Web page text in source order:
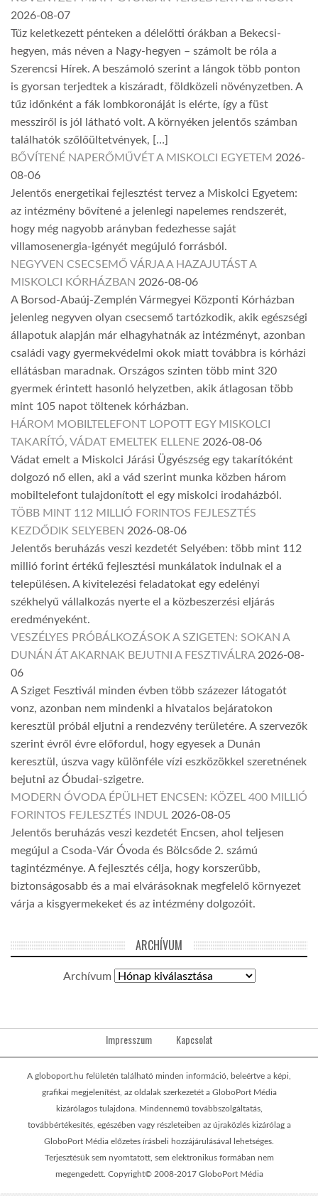
2026-08-07
Tűz keletkezett pénteken a délelőtti órákban a Bekecsi-
hegyen, más néven a Nagy-hegyen – számolt be róla a
Szerencsi Hírek. A beszámoló szerint a lángok több ponton
is gyorsan terjedtek a kiszáradt, földközeli növényzetben. A
tűz időnként a fák lombkoronáját is elérte, így a füst
messziről is jól látható volt. A környéken jelentős számban
találhatók szőlőültetvények, […]
BŐVÍTENÉ NAPERŐMŰVÉT A MISKOLCI EGYETEM 2026-
08-06
Jelentős energetikai fejlesztést tervez a Miskolci Egyetem:
az intézmény bővítené a jelenlegi napelemes rendszerét,
hogy még nagyobb arányban fedezhesse saját
villamosenergia-igényét megújuló forrásból.
NEGYVEN CSECSEMŐ VÁRJA A HAZAJUTÁST A
MISKOLCI KÓRHÁZBAN 2026-08-06
A Borsod-Abaúj-Zemplén Vármegyei Központi Kórházban
jelenleg negyven olyan csecsemő tartózkodik, akik egészségi
állapotuk alapján már elhagyhatnák az intézményt, azonban
családi vagy gyermekvédelmi okok miatt továbbra is kórházi
ellátásban maradnak. Országos szinten több mint 320
gyermek érintett hasonló helyzetben, akik átlagosan több
mint 105 napot töltenek kórházban.
HÁROM MOBILTELEFONT LOPOTT EGY MISKOLCI
TAKARÍTÓ, VÁDAT EMELTEK ELLENE 2026-08-06
Vádat emelt a Miskolci Járási Ügyészség egy takarítóként
dolgozó nő ellen, aki a vád szerint munka közben három
mobiltelefont tulajdonított el egy miskolci irodaházból.
TÖBB MINT 112 MILLIÓ FORINTOS FEJLESZTÉS
KEZDŐDIK SELYEBEN 2026-08-06
Jelentős beruházás veszi kezdetét Selyében: több mint 112
millió forint értékű fejlesztési munkálatok indulnak el a
településen. A kivitelezési feladatokat egy edelényi
székhelyű vállalkozás nyerte el a közbeszerzési eljárás
eredményeként.
VESZÉLYES PRÓBÁLKOZÁSOK A SZIGETEN: SOKAN A
DUNÁN ÁT AKARNAK BEJUTNI A FESZTIVÁLRA 2026-08-
06
A Sziget Fesztivál minden évben több százezer látogatót
vonz, azonban nem mindenki a hivatalos bejáratokon
keresztül próbál eljutni a rendezvény területére. A szervezők
szerint évről évre előfordul, hogy egyesek a Dunán
keresztül, úszva vagy különféle vízi eszközökkel szeretnének
bejutni az Óbudai-szigetre.
MODERN ÓVODA ÉPÜLHET ENCSEN: KÖZEL 400 MILLIÓ
FORINTOS FEJLESZTÉS INDUL 2026-08-05
Jelentős beruházás veszi kezdetét Encsen, ahol teljesen
megújul a Csoda-Vár Óvoda és Bölcsőde 2. számú
tagintézménye. A fejlesztés célja, hogy korszerűbb,
biztonságosabb és a mai elvárásoknak megfelelő környezet
várja a kisgyermekeket és az intézmény dolgozóit.
ARCHÍVUM
Archívum
Impresszum Kapcsolat
A globoport.hu felületén található minden információ, beleértve a képi,
grafikai megjelenítést, az oldalak szerkezetét a GloboPort Média
kizárólagos tulajdona. Mindennemű továbbszolgáltatás,
továbbértékesítés, egészében vagy részleteiben az újraközlés kizárólag a
GloboPort Média előzetes írásbeli hozzájárulásával lehetséges.
Terjesztésük sem nyomtatott, sem elektronikus formában nem
megengedett. Copyright© 2008-2017 GloboPort Média